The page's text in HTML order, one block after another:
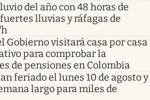
del año con 48 horas de
lluvias y ráfagas de
Gobierno visitará casa por casa
para comprobar la
de pensiones en Colombia
feriado el lunes 10 de agosto y
largo para miles de